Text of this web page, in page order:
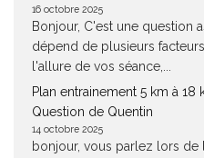
16 octobre 2025
Bonjour, C'est une question
dépend de plusieurs
l'allure de vos séance,...
Plan entrainement 5 km à
Question de Quentin
14 octobre 2025
bonjour, vous parlez lors de